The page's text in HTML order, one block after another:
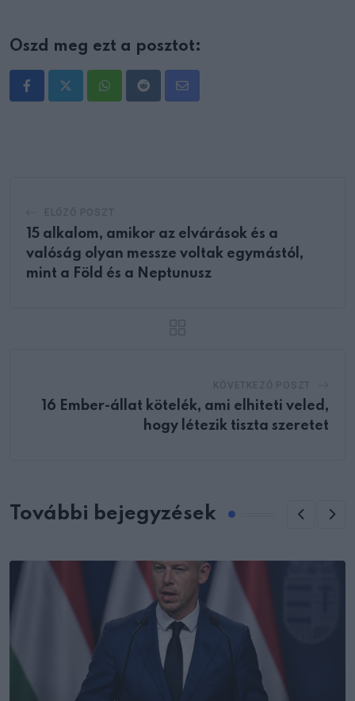
Oszd meg ezt a posztot:
WhatsappRedditShare
15 alkalom, amikor az elvárások és a
valóság olyan messze voltak egymástól,
mint a Föld és a Neptunusz
16 Ember-állat kötelék, ami elhiteti veled,
hogy létezik tiszta szeretet
További bejegyzések